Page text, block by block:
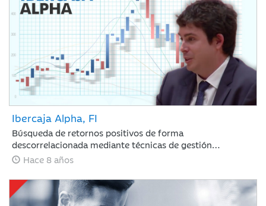
Ibercaja Alpha, FI
Búsqueda de retornos positivos de forma
descorrelacionada mediante técnicas de gestión
alternativa.
Hace 8 años